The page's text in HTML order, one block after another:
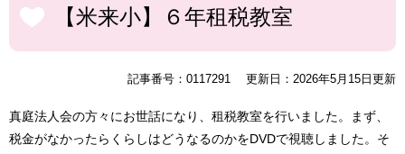
へ
文
【米来小】６年租税教室
記事番号：0117291 更新日：2026年5月15日更新
真庭法人会の方々にお世話になり、租税教室を行いました。まず、
税金がなかったらくらしはどうなるのかをDVDで視聴しました。そ